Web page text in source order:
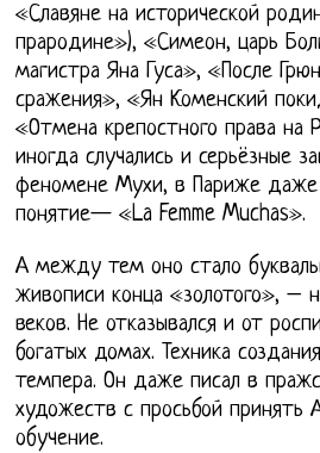
«Славяне на исторической
прародине»), «Симеон, царь
магистра Яна Гуса», «После
сражения», «Ян Коменский
«Отмена крепостного права на
иногда случались и серьёзные
феномене Мухи, в Париже даже
понятие— «La Femme Muchas».
А между тем оно стало
живописи конца «золотого», –
веков. Не отказывался и от
богатых домах. Техника
темпера. Он даже писал в
художеств с просьбой принять
обучение.